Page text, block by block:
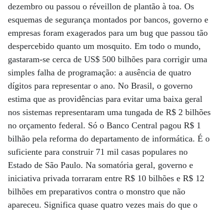
dezembro ou passou o réveillon de plantão à toa. Os
esquemas de segurança montados por bancos, governo e
empresas foram exagerados para um bug que passou tão
despercebido quanto um mosquito. Em todo o mundo,
gastaram-se cerca de US$ 500 bilhões para corrigir uma
simples falha de programação: a ausência de quatro
dígitos para representar o ano. No Brasil, o governo
estima que as providências para evitar uma baixa geral
nos sistemas representaram uma tungada de R$ 2 bilhões
no orçamento federal. Só o Banco Central pagou R$ 1
bilhão pela reforma do departamento de informática. É o
suficiente para construir 71 mil casas populares no
Estado de São Paulo. Na somatória geral, governo e
iniciativa privada torraram entre R$ 10 bilhões e R$ 12
bilhões em preparativos contra o monstro que não
apareceu. Significa quase quatro vezes mais do que o